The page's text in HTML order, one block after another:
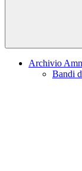
Archivio
Bandi